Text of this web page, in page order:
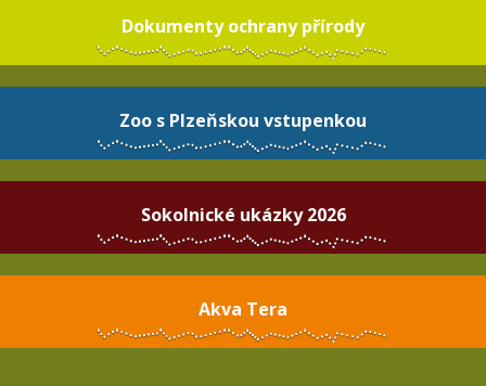
Dokumenty ochrany přírody
Zoo s Plzeňskou vstupenkou
Sokolnické ukázky 2026
Akva Tera